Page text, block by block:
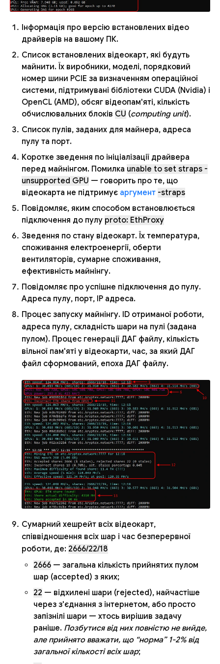
Інформація про версію встановлених відео
драйверів на вашому ПК.
Список встановлених відеокарт, які будуть
майнити. Їх виробники, моделі, порядковий
номер шини PCIE за визначенням операційної
системи, підтримувані бібліотеки CUDA (Nvidia) і
OpenCL (AMD), обсяг відеопам'яті, кількість
обчислювальних блоків CU (computing unit).
Список пулів, заданих для майнера, адреса
пулу та порт.
Коротке зведення по ініціалізації драйвера
перед майнінгом. Помилка unable to set straps -
unsupported GPU — говорить про те, що
відеокарта не підтримує аргумент -straps
Повідомляє, яким способом встановлюється
підключення до пулу proto: EthProxy
Зведення по стану відеокарт. Їх температура,
споживання електроенергії, оберти
вентиляторів, сумарне споживання,
ефективність майнінгу.
Повідомляє про успішне підключення до пулу.
Адреса пулу, порт, IP адреса.
Процес запуску майнінгу. ID отриманої роботи,
адреса пулу, складність шари на пулі (задана
пулом). Процес генерації ДАГ файлу, кількість
вільної пам'яті у відеокарти, час, за який ДАГ
файл сформований, епоха ДАГ файлу.
Сумарний хешрейт всіх відеокарт,
співвідношення всіх шар і час безперервної
роботи, де: 2666/22/18
2666 — загальна кількість прийнятих пулом
шар (accepted) з яких;
22 — відхилені шари (rejected), найчастіше
через з'єднання з інтернетом, або просто
запізнілі шари — хтось вирішив задачу
раніше. Позбутися від них повністю не вийде,
але прийнято вважати, що “норма” 1-2% від
загальної кількості всіх шар;